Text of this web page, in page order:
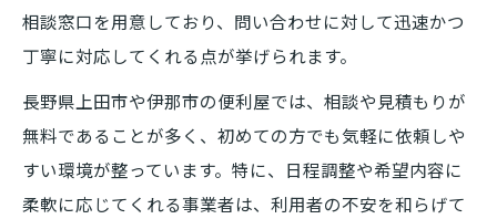
相談窓口を用意しており、問い合わせに対して迅速かつ
丁寧に対応してくれる点が挙げられます。
長野県上田市や伊那市の便利屋では、相談や見積もりが
無料であることが多く、初めての方でも気軽に依頼しや
すい環境が整っています。特に、日程調整や希望内容に
柔軟に応じてくれる事業者は、利用者の不安を和らげて